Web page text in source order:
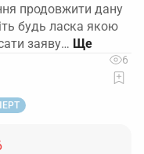
продовжити дану
будь ласка якою
заяву…
6